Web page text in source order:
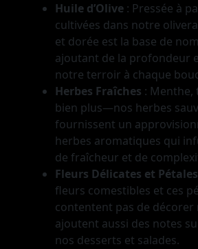
Huile d’Olive : Pressée à
cultivées dans notre
et dorée est la base de
ajoutant de la profondeur
notre terroir à chaque
Herbes Fraîches : Menthe,
bien plus—nos herbes
fournissent un
herbes aromatiques qui
de fraîcheur et de
Fleurs Délicates et
fleurs comestibles et ces
contentent pas de décorer
ajoutent aussi des notes
nos desserts et salades.